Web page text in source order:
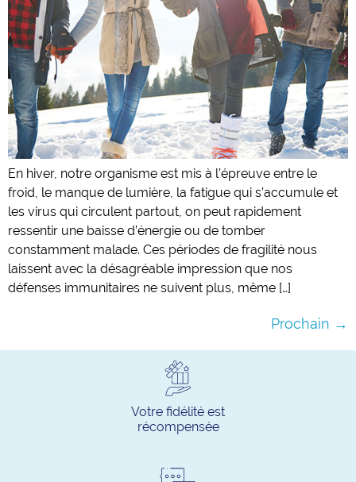
En hiver, notre organisme est mis à l’épreuve entre le
froid, le manque de lumière, la fatigue qui s’accumule et
les virus qui circulent partout, on peut rapidement
ressentir une baisse d’énergie ou de tomber
constamment malade. Ces périodes de fragilité nous
laissent avec la désagréable impression que nos
défenses immunitaires ne suivent plus, même […]
Prochain →
Votre fidélité est
récompensée